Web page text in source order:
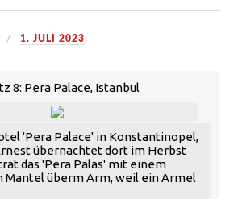
1. JULI 2023
8: Pera Palace, Istanbul
'Pera Palace' in Konstantinopel,
übernachtet dort im Herbst
das 'Pera Palas' mit einem
Mantel überm Arm, weil ein Ärmel